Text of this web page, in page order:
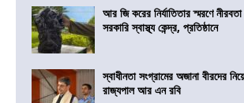
আর জি করের নির্যাতিতার স্মরণে
সরকারি স্বাস্থ্য কেন্দ্র, প্রতিষ্ঠানে
স্বাধীনতা সংগ্রামের অজানা বীরদের
রাজ্যপাল আর এন রবি